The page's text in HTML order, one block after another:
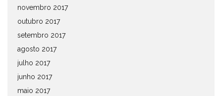
novembro 2017
outubro 2017
setembro 2017
agosto 2017
julho 2017
junho 2017
maio 2017